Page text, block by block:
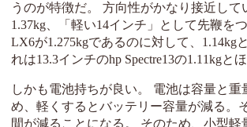
うのが特徴だ。 方向性がかなり接近して
1.37kg、「軽い14インチ」として先鞭を
LX6が1.275kgであるのに対して、1.14kg
れは13.3インチのhp Spectre13の1.11kgと
しかも電池持ちが良い。 電池は容量と重
め、軽くするとバッテリー容量が減る。
間が減ることになる。 そのため、小型軽